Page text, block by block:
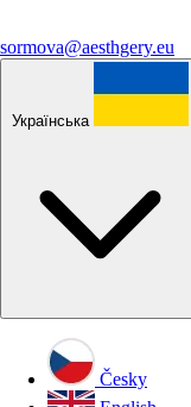
sormova@aesthgery.eu
Українська
Česky